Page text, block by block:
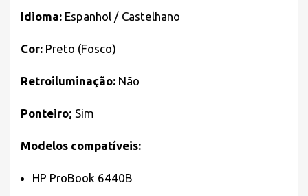
Idioma: Espanhol / Castelhano
Cor: Preto (Fosco)
Retroiluminação: Não
Ponteiro; Sim
Modelos compatíveis:
HP ProBook 6440B